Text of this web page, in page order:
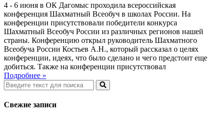
4 - 6 июня в ОК Дагомыс проходила всероссийская
конференция Шахматный Всеобуч в школах России. На
конференции присутствовали победители конкурса
Шахматный Всеобуч России из различных регионов нашей
страны. Конференцию открыл руководитель Шахматного
Всеобуча России Костьев А.Н., который рассказал о целях
конференции, идеях, что было сделано и чего предстоит еще
добиться. Также на конференции присутствовал
Подробнее »
Свежие записи